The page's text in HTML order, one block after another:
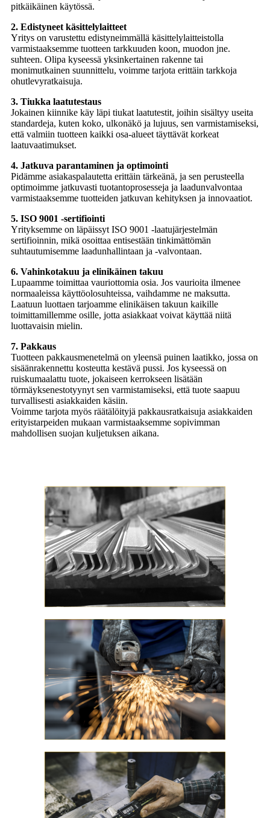
pitkäikäinen käytössä.
2. Edistyneet käsittelylaitteet
Yritys on varustettu edistyneimmällä käsittelylaitteistolla
varmistaaksemme tuotteen tarkkuuden koon, muodon jne.
suhteen. Olipa kyseessä yksinkertainen rakenne tai
monimutkainen suunnittelu, voimme tarjota erittäin tarkkoja
ohutlevyratkaisuja.
3. Tiukka laatutestaus
Jokainen kiinnike käy läpi tiukat laatutestit, joihin sisältyy useita
standardeja, kuten koko, ulkonäkö ja lujuus, sen varmistamiseksi,
että valmiin tuotteen kaikki osa-alueet täyttävät korkeat
laatuvaatimukset.
4. Jatkuva parantaminen ja optimointi
Pidämme asiakaspalautetta erittäin tärkeänä, ja sen perusteella
optimoimme jatkuvasti tuotantoprosesseja ja laadunvalvontaa
varmistaaksemme tuotteiden jatkuvan kehityksen ja innovaatiot.
5. ISO 9001 -sertifiointi
Yrityksemme on läpäissyt ISO 9001 -laatujärjestelmän
sertifioinnin, mikä osoittaa entisestään tinkimättömän
suhtautumisemme laadunhallintaan ja -valvontaan.
6. Vahinkotakuu ja elinikäinen takuu
Lupaamme toimittaa vauriottomia osia. Jos vaurioita ilmenee
normaaleissa käyttöolosuhteissa, vaihdamme ne maksutta.
Laatuun luottaen tarjoamme elinikäisen takuun kaikille
toimittamillemme osille, jotta asiakkaat voivat käyttää niitä
luottavaisin mielin.
7. Pakkaus
Tuotteen pakkausmenetelmä on yleensä puinen laatikko, jossa on
sisäänrakennettu kosteutta kestävä pussi. Jos kyseessä on
ruiskumaalattu tuote, jokaiseen kerrokseen lisätään
törmäyksenestotyynyt sen varmistamiseksi, että tuote saapuu
turvallisesti asiakkaiden käsiin.
Voimme tarjota myös räätälöityjä pakkausratkaisuja asiakkaiden
erityistarpeiden mukaan varmistaaksemme sopivimman
mahdollisen suojan kuljetuksen aikana.